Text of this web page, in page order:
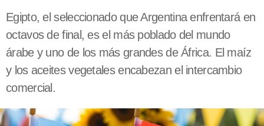
Egipto, el seleccionado que Argentina enfrentará en
octavos de final, es el más poblado del mundo
árabe y uno de los más grandes de África. El maíz
y los aceites vegetales encabezan el intercambio
comercial.